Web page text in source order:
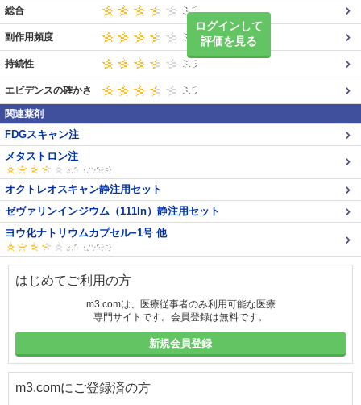
ログインして
評価を見る
総合
副作用頻度
持続性
エビデンスの確かさ
関連薬剤
FDGスキャン注
メタストロン注
オクトレオスキャン静注用セット
ゼヴァリンインジウム（111In）静注用セット
ヨウ化ナトリウムカプセル−1号 他
はじめてご利用の方
m3.comは、医療従事者のみ利用可能な医療
専門サイトです。会員登録は無料です。
新規会員登録
m3.comにご登録済の方